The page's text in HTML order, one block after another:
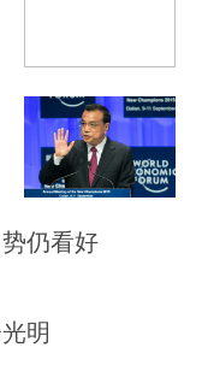
仍看好
明